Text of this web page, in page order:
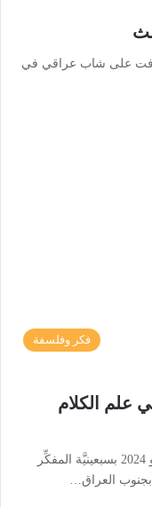
تعرفت على شاب عراقي في
فكر وفلسفة
علم الكلام
تحتفل (مجلة التنويري) هذا الشهر – تموز/ يوليو 2024 بسبعينيَّة المفكِّر
بجنوب العراق…